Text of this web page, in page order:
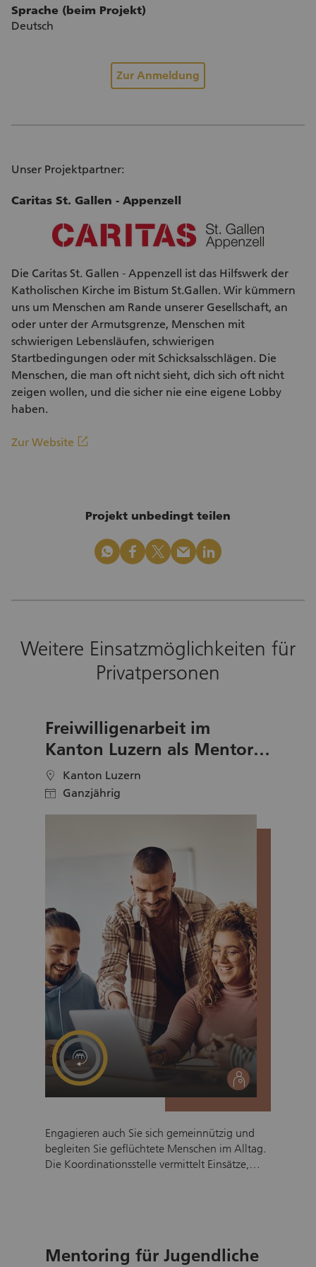
Sprache (beim Projekt)
Deutsch
Zur Anmeldung
Unser Projektpartner:
Caritas St. Gallen - Appenzell
Die Caritas St. Gallen - Appenzell ist das Hilfswerk der
Katholischen Kirche im Bistum St.Gallen. Wir kümmern
uns um Menschen am Rande unserer Gesellschaft, an
oder unter der Armutsgrenze, Menschen mit
schwierigen Lebensläufen, schwierigen
Startbedingungen oder mit Schicksalsschlägen. Die
Menschen, die man oft nicht sieht, dich sich oft nicht
zeigen wollen, und die sicher nie eine eigene Lobby
haben.
Zur Website linkout
Projekt unbedingt teilen
whatsapp facebook x_logo mail linkedin
Weitere Einsatzmöglichkeiten für
Privatpersonen
Freiwilligenarbeit im
Kanton Luzern als Mentorin
oder Mentor für
Geflüchtete
location Kanton Luzern
calendar Ganzjährig
social
Engagieren auch Sie sich gemeinnützig und
begleiten Sie geflüchtete Menschen im Alltag.
Die Koordinationsstelle vermittelt Einsätze,
Integration zu fördern. Eine sinnstiftende
Mentoring für Jugendliche